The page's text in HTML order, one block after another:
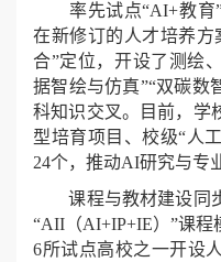
率先试点“AI+教育”
在新修订的人才培养
合”定位，开设了测绘
据智绘与仿真”“双碳数
科知识交叉。目前，学
型培育项目、校级“人
24个，推动AI研究与专
课程与教材建设同步
“AII（AI+IP+IE）”课程
6所试点高校之一开设